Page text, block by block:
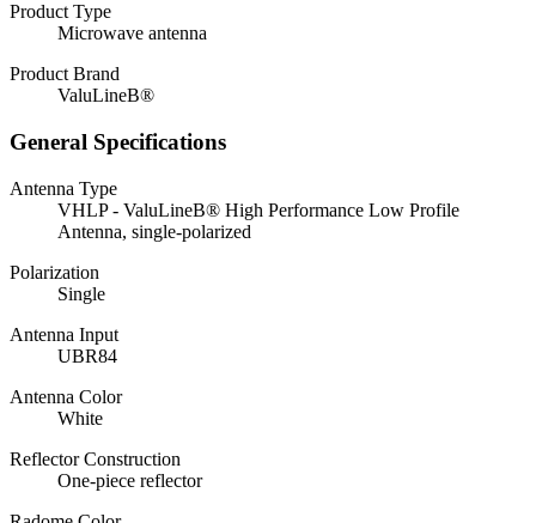
Product Type
Microwave antenna
Product Brand
ValuLineВ®
General Specifications
Antenna Type
VHLP - ValuLineВ® High Performance Low Profile
Antenna, single-polarized
Polarization
Single
Antenna Input
UBR84
Antenna Color
White
Reflector Construction
One-piece reflector